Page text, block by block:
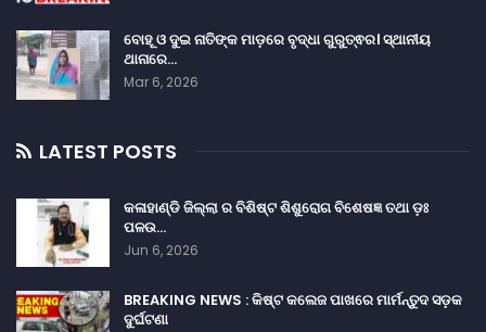
ବୋହୂ ଓ ଦୁଇ ନାତିଙ୍କ ମାଡ଼ରେ ବୃଦ୍ଧା ଗୁରୁତ୍ଵର। ସ୍ଥାନୀୟ
ଥାନାରେ…
Mar 6, 2026
LATEST POSTS
କଳାହାଣ୍ଡି ଜିଲ୍ଲା ର ବିଶିଷ୍ଟ ଶିଶୁରୋଗ ବିଶେଷଜ୍ଞ ତଥା ଡ଼ଃ
ପଳଉ…
Jun 6, 2026
BREAKING NEWS : କିଷ୍ଟ କଲେଜ ପାଖରେ ମାର୍ମନ୍ତୁଦ ସଡ଼କ
ଦୁର୍ଘଟଣା